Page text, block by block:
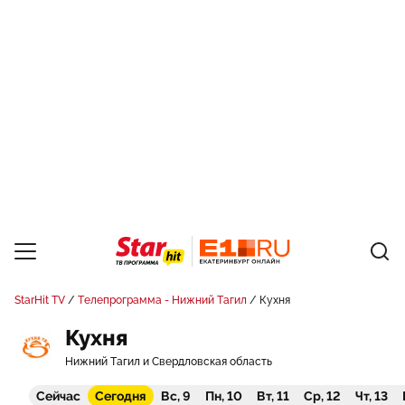
StarHit TV Телепрограмма - Нижний Тагил Кухня
Кухня
Нижний Тагил и Свердловская область
Сейчас Сегодня Вс, 9 Пн, 10 Вт, 11 Ср, 12 Чт, 13